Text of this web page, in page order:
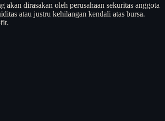
dirasakan oleh perusahaan sekuritas anggota
atau justru kehilangan kendali atas bursa.